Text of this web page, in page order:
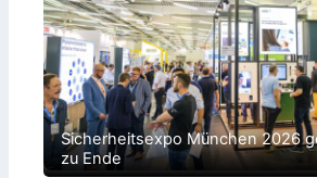
Sicherheitsexpo München 2026
zu Ende